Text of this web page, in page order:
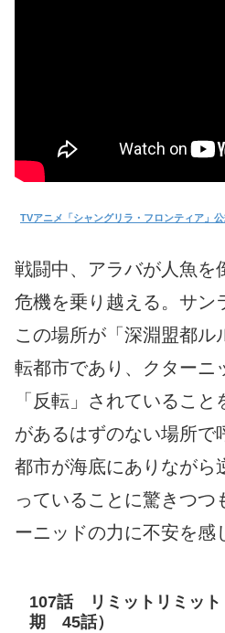
TVアニメ「シャングリラ・フロンティア」
戦闘中、アラバが人魚を
危機を乗り越える。サン
この場所が「深淵盟都ル
転都市であり、クターニ
「反転」されているこ
があるはずのない場所で
都市が海底にありながら
っていることに驚きつつ
ーニッドの力に不安を感
107話 リミットリミッ
期 45話）